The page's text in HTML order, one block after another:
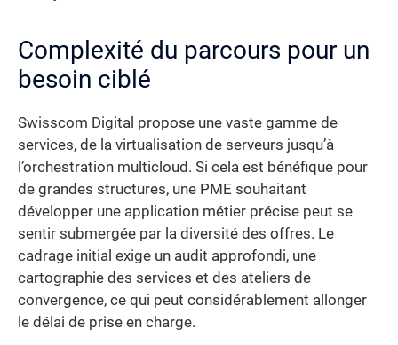
Complexité du parcours pour un
besoin ciblé
Swisscom Digital propose une vaste gamme de
services, de la virtualisation de serveurs jusqu’à
l’orchestration multicloud. Si cela est bénéfique pour
de grandes structures, une PME souhaitant
développer une application métier précise peut se
sentir submergée par la diversité des offres. Le
cadrage initial exige un audit approfondi, une
cartographie des services et des ateliers de
convergence, ce qui peut considérablement allonger
le délai de prise en charge.